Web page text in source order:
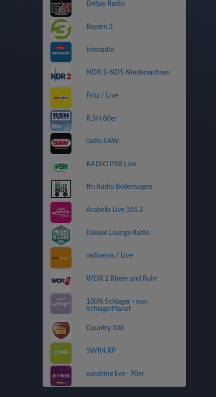
Defjay Radio
Bayern 3
Inforadio
NDR 2-NDS Niedersachsen
Fritz / Live
R.SH 80er
radio SAW
RADIO PSR Live
ffn Radio Bollerwagen
Arabella Live 105.2
Deluxe Lounge Radio
radioeins / Live
WDR 2 Rhein und Ruhr
100% Schlager - von
SchlagerPlanet
Country 108
SWR4 RP
sunshine live - 90er